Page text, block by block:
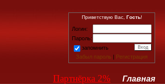
Приветствую Вас, Гость!
Логин:
Пароль:
запомнить
Забыл пароль | Регистрация
Партнёрка 2% Главная